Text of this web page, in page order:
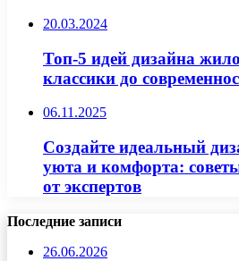
20.03.2024
Топ-5 идей дизайна
классики до
06.11.2025
Создайте идеальный
уюта и комфорта:
от экспертов
Последние записи
26.06.2026